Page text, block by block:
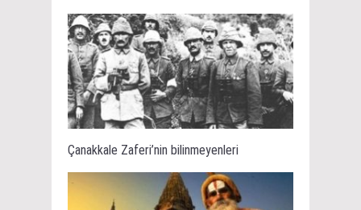
Çanakkale Zaferi’nin bilinmeyenleri